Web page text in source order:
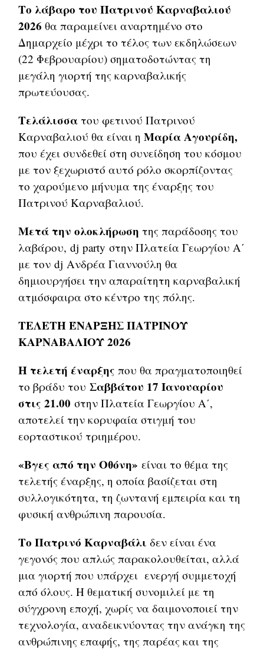
Το λάβαρο του Πατρινού Καρναβαλιού
2026θα παραμείνει αναρτημένο στο
Δημαρχείο μέχρι το τέλος των εκδηλώσεων
(22 Φεβρουαρίου) σηματοδοτώντας τη
μεγάλη γιορτή της καρναβαλικής
πρωτεύουσας.
Τελάλισσα του φετινού Πατρινού
Καρναβαλιού θα είναι ηΜαρία Αγουρίδη,
που έχει συνδεθεί στη συνείδηση του κόσμου
με τον ξεχωριστό αυτό ρόλο σκορπίζοντας
το χαρούμενο μήνυμα της έναρξης του
Πατρινού Καρναβαλιού.
Μετά την ολοκλήρωσητης παράδοσης του
λαβάρου, dj party στην Πλατεία Γεωργίου Α΄
με τον dj Ανδρέα Γιαννούλη θα
δημιουργήσει την απαραίτητη καρναβαλική
ατμόσφαιρα στο κέντρο της πόλης.
ΤΕΛΕΤΗ ΈΝΑΡΞΗΣ ΠΑΤΡΙΝΟΥ
ΚΑΡΝΑΒΑΛΙΟΥ 2026
Η τελετή έναρξηςπου θα πραγματοποιηθεί
το βράδυ τουΣαββάτου 17 Ιανουαρίου
στις 21.00 στην Πλατεία Γεωργίου Α΄,
αποτελεί την κορυφαία στιγμή του
εορταστικού τριημέρου.
«Βγες από την Οθόνη» είναι το θέμα της
τελετής έναρξης, η οποία βασίζεται στη
συλλογικότητα, τη ζωντανή εμπειρία και τη
φυσική ανθρώπινη παρουσία.
Το Πατρινό Καρναβάλι δεν είναι ένα
γεγονός που απλώς παρακολουθείται, αλλά
μια γιορτή που υπάρχει ενεργή συμμετοχή
από όλους. Η θεματική συνομιλεί με τη
σύγχρονη εποχή, χωρίς να δαιμονοποιεί την
τεχνολογία, αναδεικνύοντας την ανάγκη της
ανθρώπινης επαφής, της παρέας και της